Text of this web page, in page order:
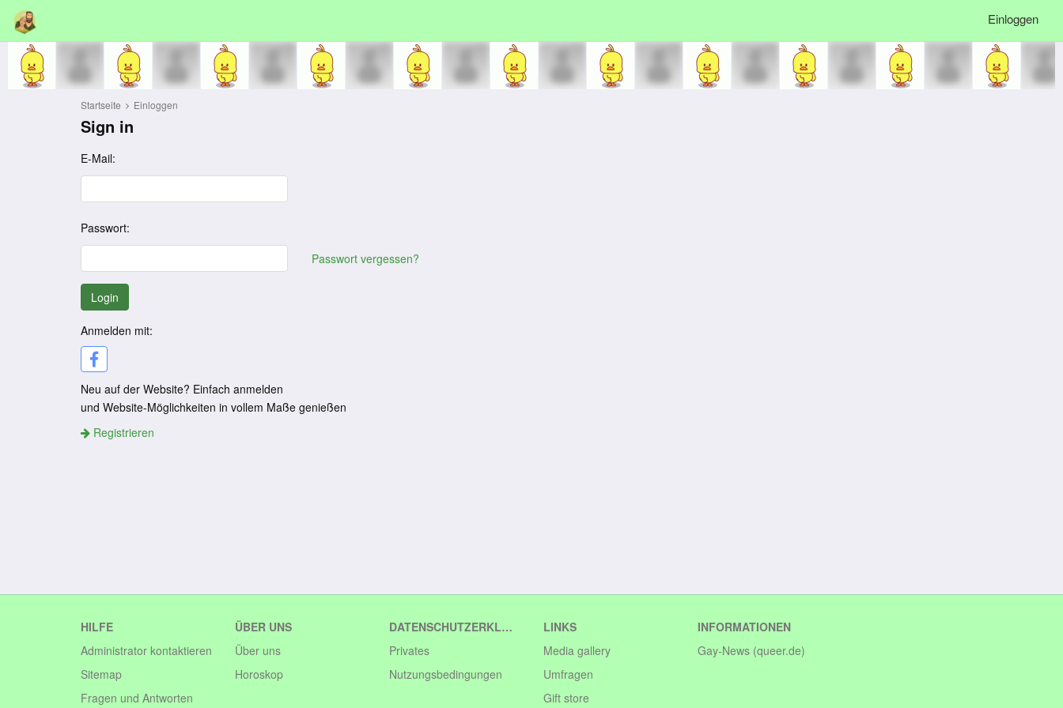
Einloggen
Startseite Einloggen
Sign in
E-Mail:
Passwort:
Passwort vergessen?
Login
Anmelden mit:
Neu auf der Website? Einfach anmelden
und Website-Möglichkeiten in vollem Maße genießen
Registrieren
HILFE
Administrator kontaktieren
Sitemap
Fragen und Antworten
ÜBER UNS
Über uns
Horoskop
DATENSCHUTZERKLÄRUNG
Privates
Nutzungsbedingungen
LINKS
Media gallery
Umfragen
Gift store
INFORMATIONEN
Gay-News (queer.de)